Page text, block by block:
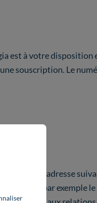
est à votre disposition
souscription. Le
est situé à l’adresse
pouvez par exemple